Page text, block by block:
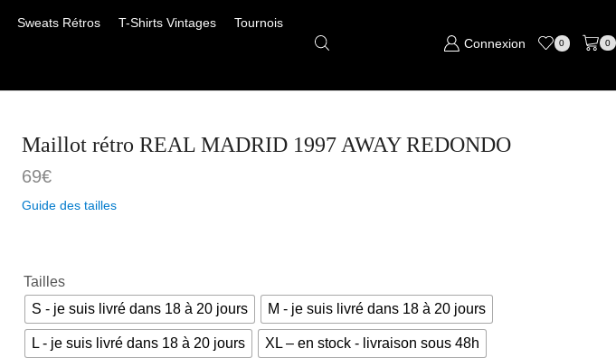
Sweats Rétros T-Shirts Vintages Tournois
Connexion 0 0
Maillot rétro REAL MADRID 1997 AWAY REDONDO
69€
Guide des tailles
Tailles
S - je suis livré dans 18 à 20 jours
M - je suis livré dans 18 à 20 jours
L - je suis livré dans 18 à 20 jours XL – en stock - livraison sous 48h